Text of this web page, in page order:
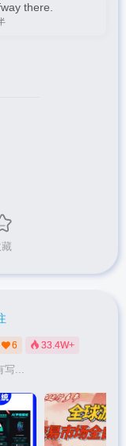
there.
6 33.4W+
写...